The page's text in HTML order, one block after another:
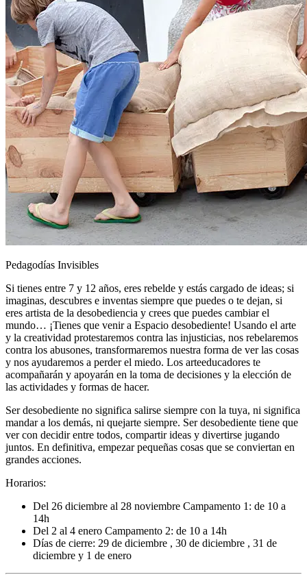
Pedagodías Invisibles
Si tienes entre 7 y 12 años, eres rebelde y estás cargado de ideas; si
imaginas, descubres e inventas siempre que puedes o te dejan, si
eres artista de la desobediencia y crees que puedes cambiar el
mundo… ¡Tienes que venir a Espacio desobediente! Usando el arte
y la creatividad protestaremos contra las injusticias, nos rebelaremos
contra los abusones, transformaremos nuestra forma de ver las cosas
y nos ayudaremos a perder el miedo. Los arteeducadores te
acompañarán y apoyarán en la toma de decisiones y la elección de
las actividades y formas de hacer.
Ser desobediente no significa salirse siempre con la tuya, ni significa
mandar a los demás, ni quejarte siempre. Ser desobediente tiene que
ver con decidir entre todos, compartir ideas y divertirse jugando
juntos. En definitiva, empezar pequeñas cosas que se conviertan en
grandes acciones.
Horarios:
Del 26 diciembre al 28 noviembre Campamento 1: de 10 a
14h
Del 2 al 4 enero Campamento 2: de 10 a 14h
Días de cierre: 29 de diciembre , 30 de diciembre , 31 de
diciembre y 1 de enero